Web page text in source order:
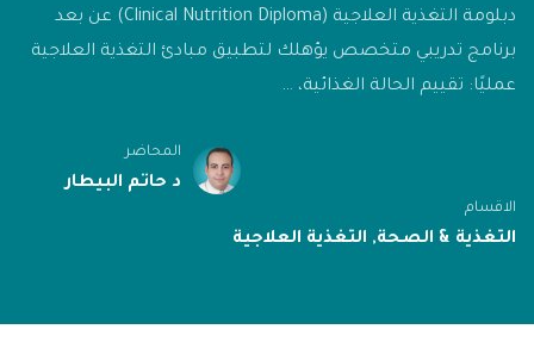
دبلومة التغذية العلاجية (Clinical Nutrition Diploma) عن بعد
برنامج تدريبي متخصص يؤهلك لتطبيق مبادئ التغذية العلاجية
عمليًا: تقييم الحالة الغذائية، …
المحاضر
د حاتم البيطار
الاقسام
التغذية & الصحة, التغذية العلاجية